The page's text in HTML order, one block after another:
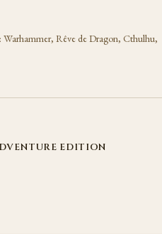
Warhammer, Rêve de Dragon, Cthulhu,
EDITION